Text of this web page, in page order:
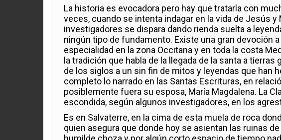
La historia es evocadora pero hay que tratarla con
veces, cuando se intenta indagar en la vida de Jesús y
investigadores se dispara dando rienda suelta a
ningún tipo de fundamento. Existe una gran devoción
especialidad en la zona Occitana y en toda la costa
la tradición que habla de la llegada de la santa a
de los siglos a un sin fin de mitos y leyendas que han
completo lo narrado en las Santas Escrituras, en
posiblemente fuera su esposa, María Magdalena. La
escondida, según algunos investigadores, en los
Es en Salvaterre, en la cima de esta muela de roca
quien asegura que donde hoy se asientan las ruinas